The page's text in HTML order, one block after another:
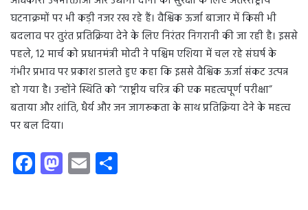
घटनाक्रमों पर भी कड़ी नजर रख रहे हैं। वैश्विक ऊर्जा बाजार में किसी भी
बदलाव पर तुरंत प्रतिक्रिया देने के लिए निरंतर निगरानी की जा रही है। इससे
पहले, 12 मार्च को प्रधानमंत्री मोदी ने पश्चिम एशिया में चल रहे संघर्ष के
गंभीर प्रभाव पर प्रकाश डालते हुए कहा कि इससे वैश्विक ऊर्जा संकट उत्पन्न
हो गया है। उन्होंने स्थिति को “राष्ट्रीय चरित्र की एक महत्वपूर्ण परीक्षा”
बताया और शांति, धैर्य और जन जागरूकता के साथ प्रतिक्रिया देने के महत्व
पर बल दिया।
Fa
ce
M
as
E
m